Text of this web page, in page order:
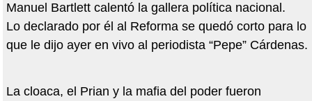
Manuel Bartlett calentó la gallera política nacional.
Lo declarado por él al Reforma se quedó corto para lo
que le dijo ayer en vivo al periodista “Pepe” Cárdenas.
La cloaca, el Prian y la mafia del poder fueron